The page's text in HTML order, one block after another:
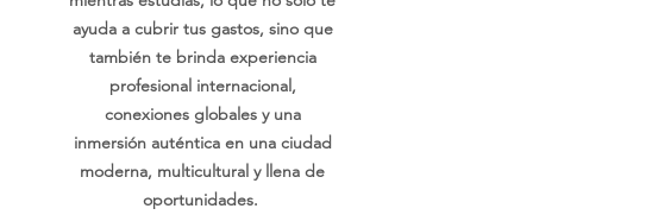
ayuda a cubrir tus gastos, sino que
también te brinda experiencia
profesional internacional,
conexiones globales y una
inmersión auténtica en una ciudad
moderna, multicultural y llena de
oportunidades.